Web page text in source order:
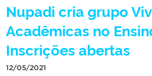
Nupadi cria grupo
Acadêmicas no
Inscrições abertas
12/05/2021